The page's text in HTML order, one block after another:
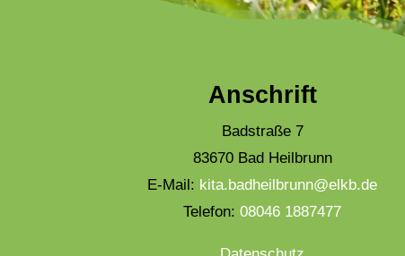
Anschrift
Badstraße 7
83670 Bad Heilbrunn
E-Mail: kita.badheilbrunn@elkb.de
Telefon:08046 1887477